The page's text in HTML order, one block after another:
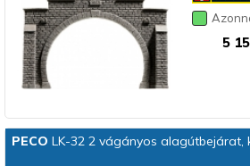
5
PECO LK-32 2 vágányos alagútbejárat,